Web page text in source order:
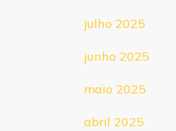
julho 2025
junho 2025
maio 2025
abril 2025